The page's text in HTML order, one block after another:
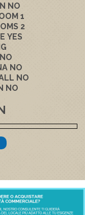
NO
1
2
YES
NO
NO
NO
NO